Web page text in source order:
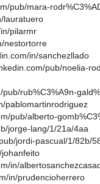
pub/mara-
lauratuero
pilarmr
nestortorre
in/sanchezllado
pub/noelia-
rub%C3%A9n-
pablomartinrodriguez
pub/alberto-
jorge-lang/1/21a/4aa
jordi-pascual/1/82b/
in/
in/prudencioherrero